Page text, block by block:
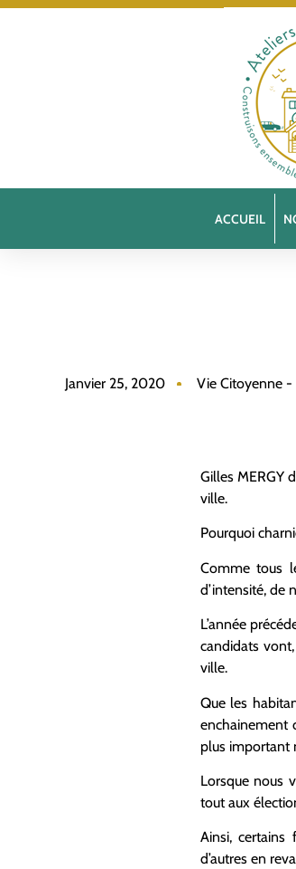
ACCUEIL
Janvier 25, 2020 Vie Citoyenne -
Gilles MERGY
ville.
Pourquoi
Comme tous
d’intensité, de
L’année
candidats
ville.
Que les
enchainement
plus important
Lorsque nous
tout aux
Ainsi, certains
d’autres en